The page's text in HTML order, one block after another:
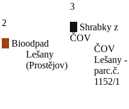
2
Bioodpad
Lešany
(Prostějov)
3
Shrabky z
ČOV
ČOV
Lešany -
parc.č.
1152/1